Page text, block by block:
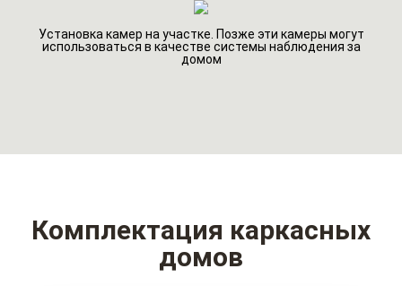
Установка камер на участке. Позже эти камеры могут
использоваться в качестве системы наблюдения за
домом
Комплектация каркасных
домов